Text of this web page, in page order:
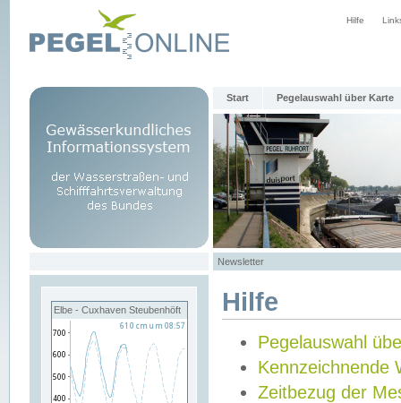
Hilfe
Start Pegelauswahl über Karte
Newsletter
Elbe - Cuxhaven Steubenhöft Hilfe
Pegelauswahl
Kennzeichnende
Zeitbezug der